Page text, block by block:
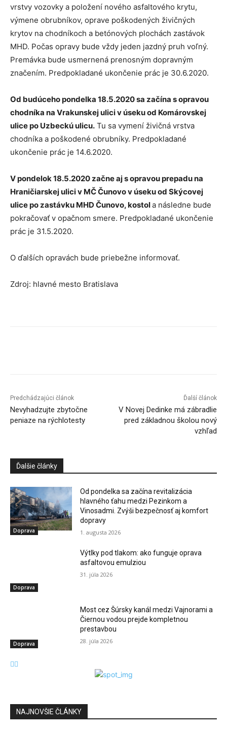
vrstvy vozovky a položení nového asfaltového krytu,
výmene obrubníkov, oprave poškodených živičných
krytov na chodníkoch a betónových plochách zastávok
MHD. Počas opravy bude vždy jeden jazdný pruh voľný.
Premávka bude usmernená prenosným dopravným
značením. Predpokladané ukončenie prác je 30.6.2020.
Od budúceho pondelka 18.5.2020 sa začína s opravou
chodníka na Vrakunskej ulici v úseku od Komárovskej
ulice po Uzbeckú ulicu. Tu sa vymení živičná vrstva
chodníka a poškodené obrubníky. Predpokladané
ukončenie prác je 14.6.2020.
V pondelok 18.5.2020 začne aj s opravou prepadu na
Hraničiarskej ulici v MČ Čunovo v úseku od Skýcovej
ulice po zastávku MHD Čunovo, kostola následne bude
pokračovať v opačnom smere. Predpokladané ukončenie
prác je 31.5.2020.
O ďalších opravách bude priebežne informovať.
Zdroj: hlavné mesto Bratislava
Predchádzajúci článok
Nevyhadzujte zbytočne
peniaze na rýchlotesty
Ďalší článok
V Novej Dedinke má zábradlie
pred základnou školou nový
vzhľad
Ďalšie články
Doprava
Od pondelka sa začína revitalizácia
hlavného ťahu medzi Pezinkom a
Vinosadmi. Zvýši bezpečnosť aj komfort
dopravy
1. augusta 2026
Doprava
Výtlky pod tlakom: ako funguje oprava
asfaltovou emulziou
31. júla 2026
Doprava
Most cez Šúrsky kanál medzi Vajnorami a
Čiernou vodou prejde kompletnou
prestavbou
28. júla 2026
NAJNOVŠIE ČLÁNKY